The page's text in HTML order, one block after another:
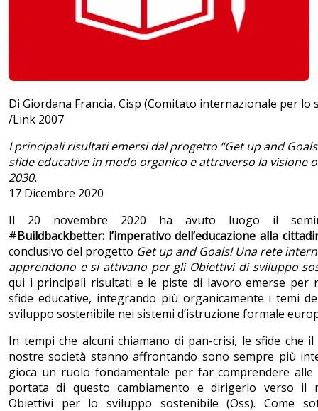
Di Giordana Francia, Cisp (Comitato internazionale per lo
/Link 2007
I principali risultati emersi dal progetto “Get up and
sfide educative in modo organico e attraverso la visione
2030.
17 Dicembre 2020
Il 20 novembre 2020 ha avuto luogo il
#Buildbackbetter: l’imperativo dell’educazione alla
conclusivo del progetto Get up and Goals! Una rete
apprendono e si attivano per gli Obiettivi di sviluppo
qui i principali risultati e le piste di lavoro emerse per
sfide educative, integrando più organicamente i temi
sviluppo sostenibile nei sistemi d’istruzione formale
In tempi che alcuni chiamano di pan-crisi, le sfide che
nostre società stanno affrontando sono sempre più
gioca un ruolo fondamentale per far comprendere
portata di questo cambiamento e dirigerlo verso il
Obiettivi per lo sviluppo sostenibile (Oss). Come